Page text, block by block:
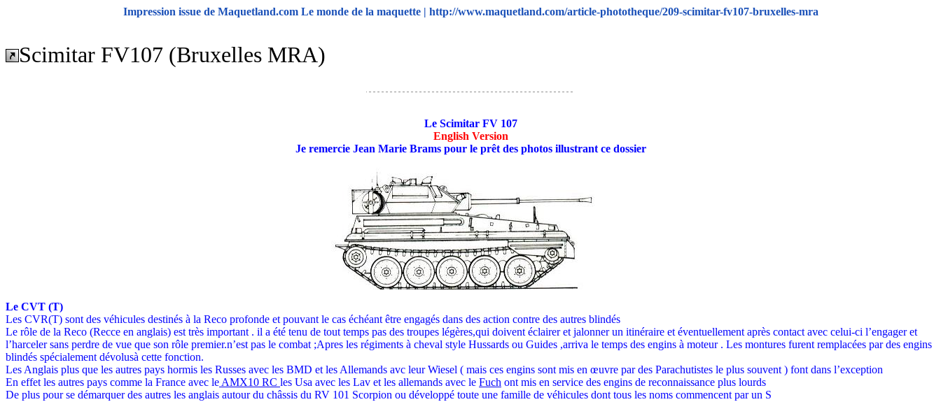
Impression issue de Maquetland.com Le monde de la maquette | http://www.maquetland.com/article-phototheque/209-scimitar-fv107-bruxelles-mra
Scimitar FV107 (Bruxelles MRA)
Le Scimitar FV 107
English Version
Je remercie Jean Marie Brams pour le prêt des photos illustrant ce dossier
Le CVT (T)
Les CVR(T) sont des véhicules destinés à la Reco profonde et pouvant le cas échéant être engagés dans des action contre des autres blindés
Le rôle de la Reco (Recce en anglais) est très important . il a été tenu de tout temps pas des troupes légères,qui doivent éclairer et jalonner un itinéraire et éventuellement après contact avec celui-ci l’engager et
l’harceler sans perdre de vue que son rôle premier.n’est pas le combat ;Apres les régiments à cheval style Hussards ou Guides ,arriva le temps des engins à moteur . Les montures furent remplacées par des engins
blindés spécialement dévolusà cette fonction.
Les Anglais plus que les autres pays hormis les Russes avec les BMD et les Allemands avc leur Wiesel ( mais ces engins sont mis en œuvre par des Parachutistes le plus souvent ) font dans l’exception
En effet les autres pays comme la France avec le AMX10 RC les Usa avec les Lav et les allemands avec le Fuch ont mis en service des engins de reconnaissance plus lourds
De plus pour se démarquer des autres les anglais autour du châssis du RV 101 Scorpion ou développé toute une famille de véhicules dont tous les noms commencent par un S